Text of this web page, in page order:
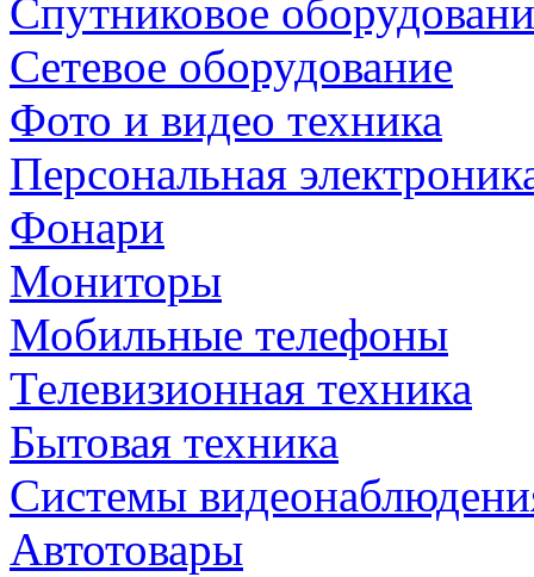
Спутниковое
Сетевое оборудование
Фото и видео техника
Персональная
Фонари
Мониторы
Мобильные телефоны
Телевизионная техника
Бытовая техника
Cистемы
Автотовары